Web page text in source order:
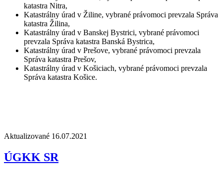
katastra Nitra,
Katastrálny úrad v Žiline, vybrané právomoci prevzala Správa
katastra Žilina,
Katastrálny úrad v Banskej Bystrici, vybrané právomoci
prevzala Správa katastra Banská Bystrica,
Katastrálny úrad v Prešove, vybrané právomoci prevzala
Správa katastra Prešov,
Katastrálny úrad v Košiciach, vybrané právomoci prevzala
Správa katastra Košice.
Aktualizované 16.07.2021
ÚGKK SR